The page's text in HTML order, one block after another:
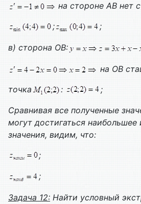
на стороне АВ нет
;
;
в) сторона ОВ:
на ОВ
точка
: ;
Сравнивая все полученные
могут достигаться
значения, видим, что:
;
;
Задача 12: Найти условный